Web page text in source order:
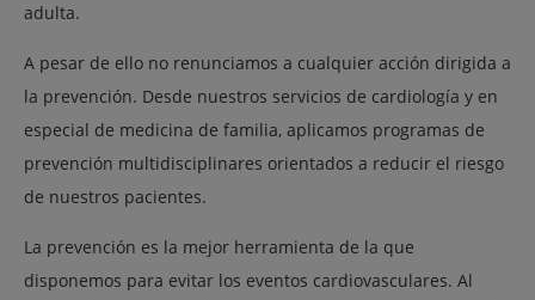
adulta.
A pesar de ello no renunciamos a cualquier acción dirigida a
la prevención. Desde nuestros servicios de cardiología y en
especial de medicina de familia, aplicamos programas de
prevención multidisciplinares orientados a reducir el riesgo
de nuestros pacientes.
La prevención es la mejor herramienta de la que
disponemos para evitar los eventos cardiovasculares. Al